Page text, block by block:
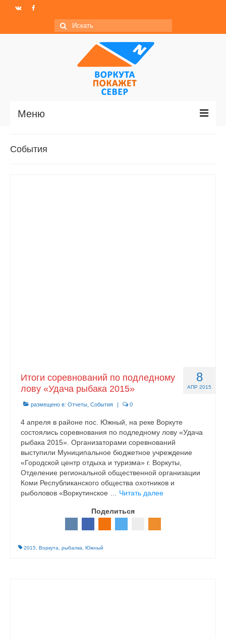
Искать:
Меню
События
8
АПР 2015
Итоги соревнований по подледному
лову «Удача рыбака 2015»
размещено в: Отчеты События | 0
4 апреля в районе пос. Южный, на реке Воркуте
состоялись соревнования по подледному лову «Удача
рыбака 2015». Организаторами соревнований
выступили Муниципальное бюджетное учреждение
«Городской центр отдыха и туризма» г. Воркуты,
Отделение региональной общественной организации
Коми Республиканского общества охотников и
рыболовов «Воркутинское … Читать далее
Поделиться
2015 Воркута рыбалка Южный